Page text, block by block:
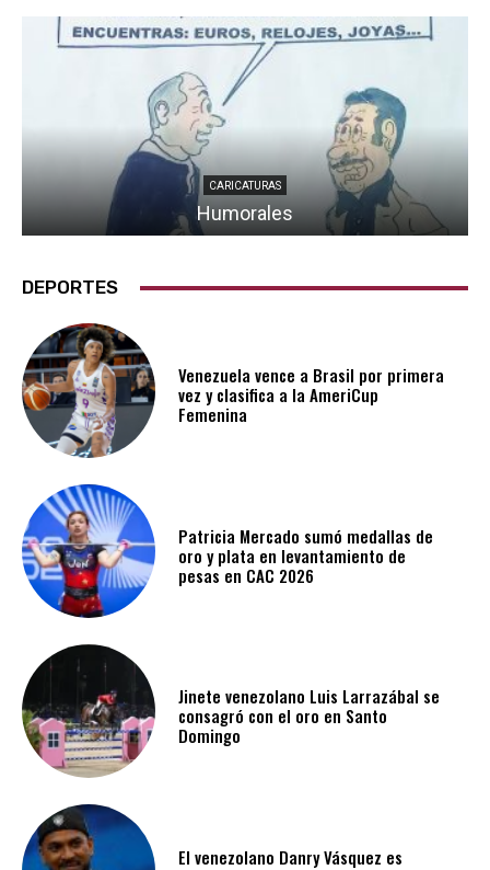
CARICATURAS
Humorales
DEPORTES
Venezuela vence a Brasil por primera
vez y clasifica a la AmeriCup
Femenina​
Patricia Mercado sumó medallas de
oro y plata en levantamiento de
pesas en CAC 2026
Jinete venezolano Luis Larrazábal se
consagró con el oro en Santo
Domingo
El venezolano Danry Vásquez es